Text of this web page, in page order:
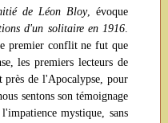
de Léon Bloy, évoque
d'un solitaire en 1916.
premier conflit ne fut que
les premiers lecteurs de
de l'Apocalypse, pour
sentons son témoignage
mystique, sans